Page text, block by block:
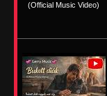
(Official Music Video)